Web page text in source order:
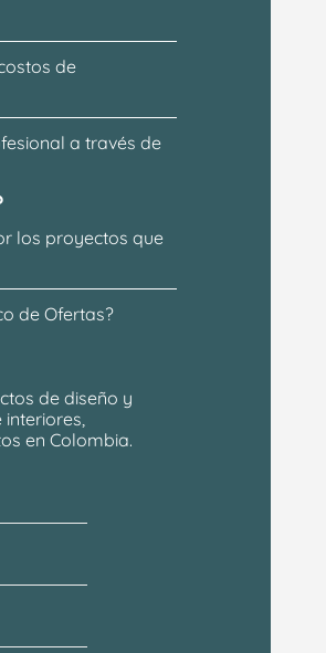
de
a través de
los proyectos que
de Ofertas?
de diseño y
en Colombia.